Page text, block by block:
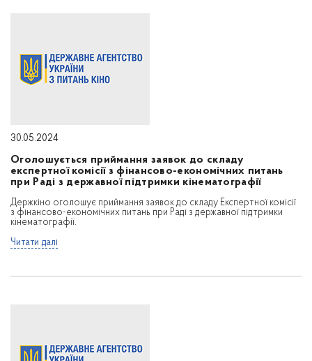
30.05.2024
Оголошується приймання заявок до складу
експертної комісії з фінансово-економічних питань
при Раді з державної підтримки кінематографії
Держкіно оголошує приймання заявок до складу Експертної комісії
з фінансово-економічних питань при Раді з державної підтримки
кінематографії.
Читати далі